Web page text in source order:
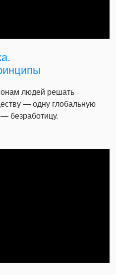
людей решать
— одну глобальную
безработицу.